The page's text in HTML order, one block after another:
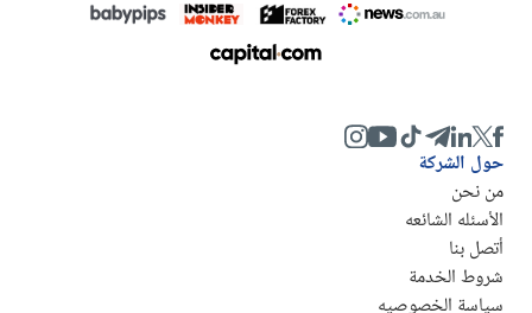
حول الشركة
من نحن
الأسئله الشائعه
أتصل بنا
شروط الخدمة
سياسة الخصوصيه